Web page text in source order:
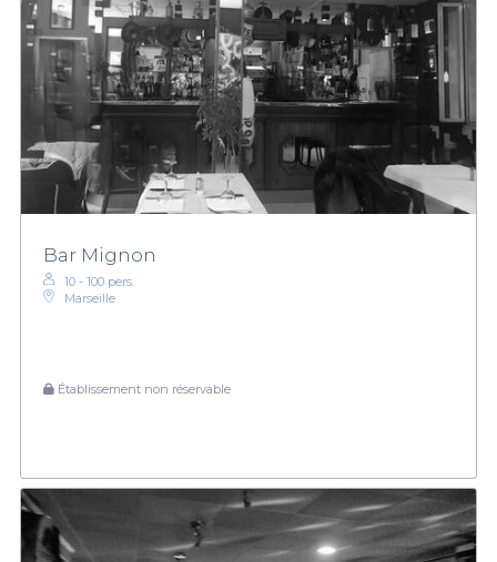
Bar Mignon
10 - 100 pers.
Marseille
Établissement non réservable